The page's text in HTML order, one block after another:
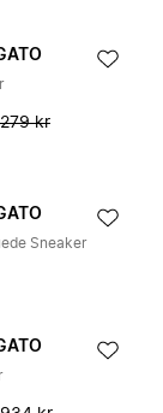
kr
Sneaker